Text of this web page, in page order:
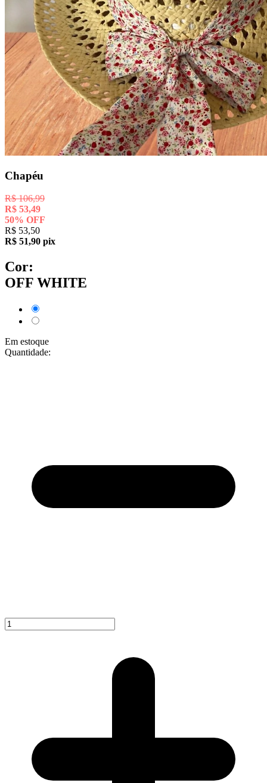
Chapéu
R$106,99
R$ 53,49
50% OFF
R$ 53,50
R$ 51,90 pix
Cor:
OFF WHITE
Em estoque
Quantidade: